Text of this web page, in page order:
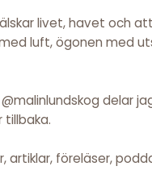
livet, havet och
luft, ögonen med
delar
tillbaka.
artiklar, föreläser,